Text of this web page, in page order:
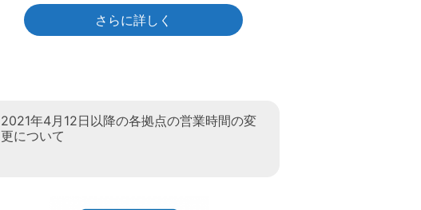
さらに詳しく
2021年4月12日以降の各拠点の営業時間の変
更について